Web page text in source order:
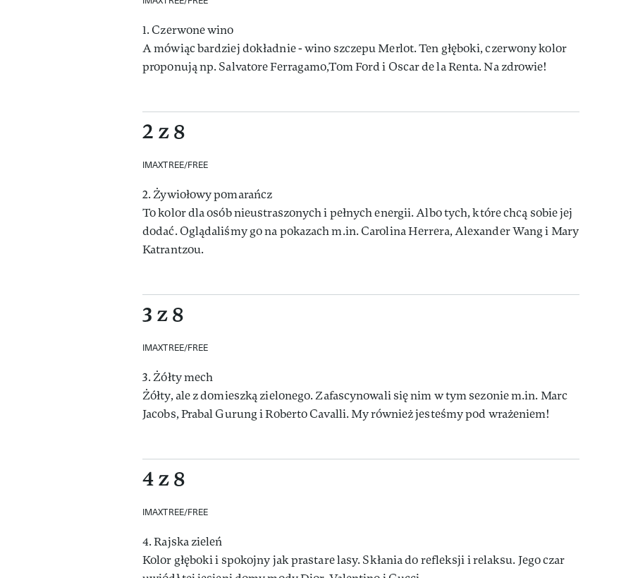
1. Czerwone wino
A mówiąc bardziej dokładnie - wino szczepu Merlot. Ten głęboki, czerwony kolor
proponują np. Salvatore Ferragamo,Tom Ford i Oscar de la Renta. Na zdrowie!
2 z 8
IMAXTREE/FREE
2. Żywiołowy pomarańcz
To kolor dla osób nieustraszonych i pełnych energii. Albo tych, które chcą sobie jej
dodać. Oglądaliśmy go na pokazach m.in. Carolina Herrera, Alexander Wang i Mary
Katrantzou.
3 z 8
IMAXTREE/FREE
3. Żółty mech
Żółty, ale z domieszką zielonego. Zafascynowali się nim w tym sezonie m.in. Marc
Jacobs, Prabal Gurung i Roberto Cavalli. My również jesteśmy pod wrażeniem!
4 z 8
IMAXTREE/FREE
4. Rajska zieleń
Kolor głęboki i spokojny jak prastare lasy. Skłania do refleksji i relaksu. Jego czar